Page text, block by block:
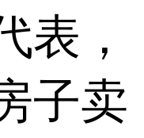
表，
子卖